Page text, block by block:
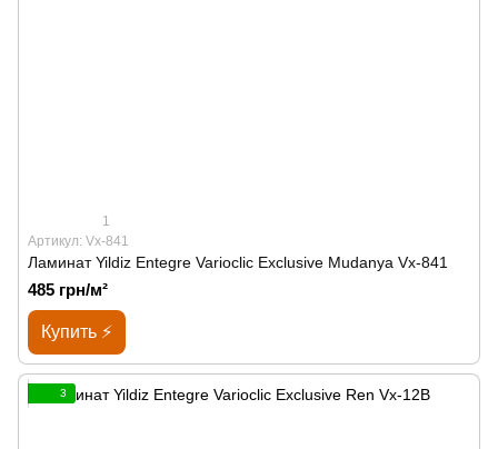
1
Артикул: Vx-841
Ламинат Yildiz Entegre Varioclic Exclusive Mudanya Vx-841
485 грн/м²
Купить ⚡
3